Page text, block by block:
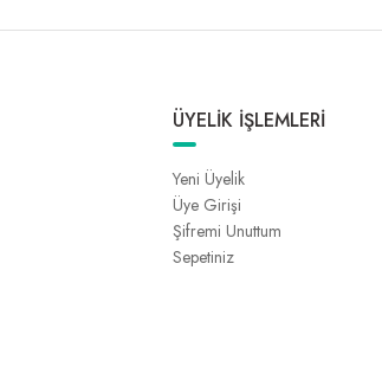
ÜYELİK İŞLEMLERİ
Yeni Üyelik
Üye Girişi
Şifremi Unuttum
Sepetiniz